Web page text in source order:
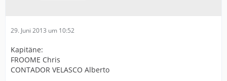
29. Juni 2013 um 10:52
Kapitäne:
FROOME Chris
CONTADOR VELASCO Alberto